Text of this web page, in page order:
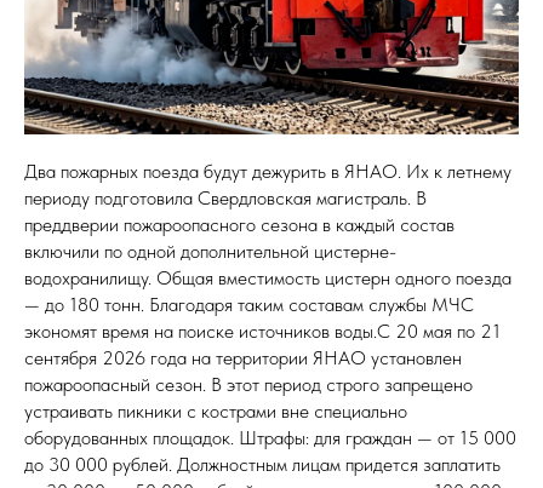
Два пожарных поезда будут дежурить в ЯНАО. Их к летнему
периоду подготовила Свердловская магистраль. В
преддверии пожароопасного сезона в каждый состав
включили по одной дополнительной цистерне-
водохранилищу. Общая вместимость цистерн одного поезда
— до 180 тонн. Благодаря таким составам службы МЧС
экономят время на поиске источников воды.С 20 мая по 21
сентября 2026 года на территории ЯНАО установлен
пожароопасный сезон. В этот период строго запрещено
устраивать пикники с кострами вне специально
оборудованных площадок. Штрафы: для граждан — от 15 000
до 30 000 рублей. Должностным лицам придется заплатить